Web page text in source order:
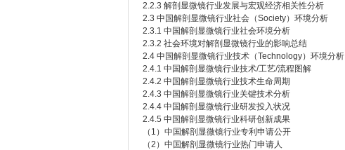
2.2.3 解剖显微镜行业发展与宏观经济相关性分析
2.3 中国解剖显微镜行业社会（Society）环境分析
2.3.1 中国解剖显微镜行业社会环境分析
2.3.2 社会环境对解剖显微镜行业的影响总结
2.4 中国解剖显微镜行业技术（Technology）环境分析
2.4.1 中国解剖显微镜行业技术/工艺/流程图解
2.4.2 中国解剖显微镜行业技术生命周期
2.4.3 中国解剖显微镜行业关键技术分析
2.4.4 中国解剖显微镜行业研发投入状况
2.4.5 中国解剖显微镜行业科研创新成果
（1）中国解剖显微镜行业专利申请公开
（2）中国解剖显微镜行业热门申请人